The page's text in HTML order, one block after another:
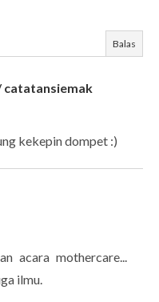
Balas
catatansiemak
kekepin dompet :)
acara mothercare...
ilmu.